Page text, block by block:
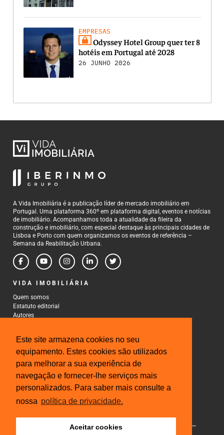
Este site armazena cookies no seu
equipamento. Estes cookies são utilizados
para melhorar a sua experiência de
navegação e fornecer-lhe serviços mais
personalizados. Para saber mais consulte a
nossa política de privacidade.
Aceitar cookies
EMPRESAS
Odyssey Hotel Group quer ter 8
hotéis em Portugal até 2028
26 JUNHO 2026
A Vida Imobiliária é a publicação líder de mercado imobiliário em
Portugal. Uma plataforma 360º em plataforma digital, eventos e notícias
de imobiliário. Acompanhamos toda a atualidade da fileira da
construção e imobiliário, com especial destaque às principais cidades de
Lisboa e Porto com quem organizamos os eventos de referência –
Semana da Reabilitação Urbana.
VIDA IMOBILIÁRIA
Quem somos
Estatuto editorial
Autores
CONTACTOS
Rua Gonçalo Cristovão, 185 - 6º
4000-269 Porto
Tel: 222 085 009
Fax: 222 085 010
Email: gestao@iberinmo.com